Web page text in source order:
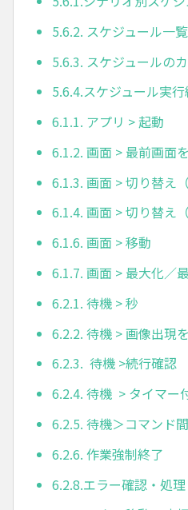
5.6.2. スケジュール一覧
5.6.3. スケジュールの
5.6.4.スケジュール実
6.1.1. アプリ > 起動
6.1.2. 画面 > 最前画面
6.1.3. 画面 > 切り替え（
6.1.4. 画面 > 切り替え（
6.1.6. 画面 > 移動
6.1.7. 画面 > 最大化／
6.2.1. 待機 > 秒
6.2.2. 待機 > 画像出現
6.2.3. 待機 >続行確認
6.2.4. 待機 > タイマー
6.2.5. 待機＞コマンド
6.2.6. 作業強制終了
6.2.8.エラー確認・処理